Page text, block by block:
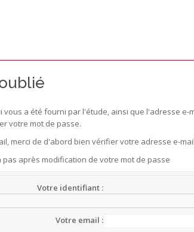
a été fourni par l'étude, ainsi que l'adresse
votre mot de passe.
merci de d'abord bien vérifier votre adresse e-
après modification de votre mot de passe
Votre identifiant
Votre email